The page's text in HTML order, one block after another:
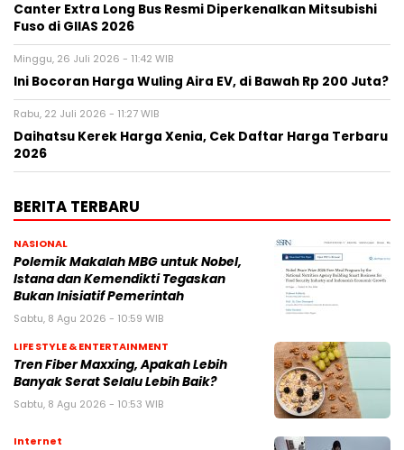
Canter Extra Long Bus Resmi Diperkenalkan Mitsubishi
Fuso di GIIAS 2026
Minggu, 26 Juli 2026 - 11:42 WIB
Ini Bocoran Harga Wuling Aira EV, di Bawah Rp 200 Juta?
Rabu, 22 Juli 2026 - 11:27 WIB
Daihatsu Kerek Harga Xenia, Cek Daftar Harga Terbaru
2026
BERITA TERBARU
NASIONAL
Polemik Makalah MBG untuk Nobel,
Istana dan Kemendikti Tegaskan
Bukan Inisiatif Pemerintah
Sabtu, 8 Agu 2026 - 10:59 WIB
LIFE STYLE & ENTERTAINMENT
Tren Fiber Maxxing, Apakah Lebih
Banyak Serat Selalu Lebih Baik?
Sabtu, 8 Agu 2026 - 10:53 WIB
Internet